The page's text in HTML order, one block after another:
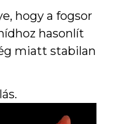
hogy a fogsor
hasonlít
miatt stabilan